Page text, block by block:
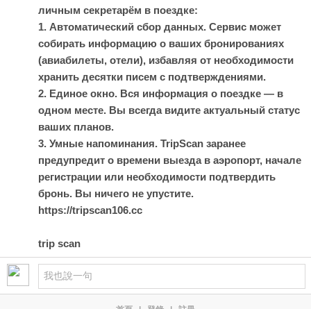
личным секретарём в поездке:
1. Автоматический сбор данных. Сервис может
собирать информацию о ваших бронированиях
(авиабилеты, отели), избавляя от необходимости
хранить десятки писем с подтверждениями.
2. Единое окно. Вся информация о поездке — в
одном месте. Вы всегда видите актуальный статус
ваших планов.
3. Умные напоминания. TripScan заранее
предупредит о времени выезда в аэропорт, начале
регистрации или необходимости подтвердить
бронь. Вы ничего не упустите.
https://tripscan106.cc
trip scan